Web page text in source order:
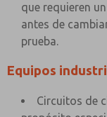
que requieren
antes de
prueba.
Equipos
Circuitos de